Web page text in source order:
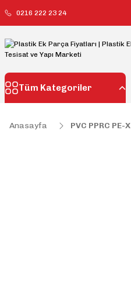
0216 222 23 24
Tüm Kategoriler
Anasayfa PVC PPRC PE-X